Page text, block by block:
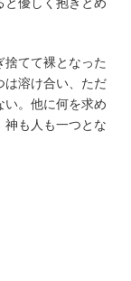
と優しく抱きとめ
てて裸となった
は溶け合い、ただ
い。他に何を求め
神も人も一つとな